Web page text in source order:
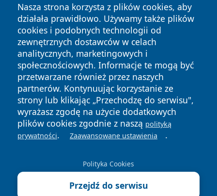
Nasza strona korzysta z plików cookies, aby
działała prawidłowo. Używamy także plików
cookies i podobnych technologii od
zewnętrznych dostawców w celach
analitycznych, marketingowych i
społecznościowych. Informacje te mogą być
przetwarzane również przez naszych
partnerów. Kontynuując korzystanie ze
strony lub klikając „Przechodzę do serwisu",
wyrażasz zgodę na użycie dodatkowych
plików cookies zgodnie z naszą polityką
prywatności. Zaawansowane ustawienia .
Polityka Cookies
Przejdź do serwisu
Copyright © 2026 otososnowiec.pl Wszystkie prawa
zastrzeżone.
News Autorzy
Polityka
Prywatności
Polityka
Cookies